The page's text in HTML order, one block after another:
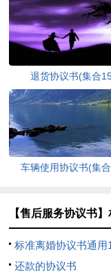
退货协议书(集合
车辆使用协议书(集
【售后服务协议书】
标准离婚协议书通用
还款的协议书